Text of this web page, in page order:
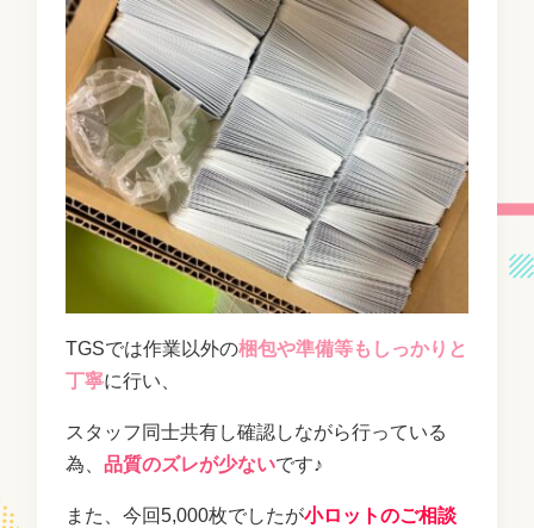
TGSでは作業以外の梱包や準備等もしっかりと
丁寧に行い、
スタッフ同士共有し確認しながら行っている
為、品質のズレが少ないです♪
また、今回5,000枚でしたが小ロットのご相談